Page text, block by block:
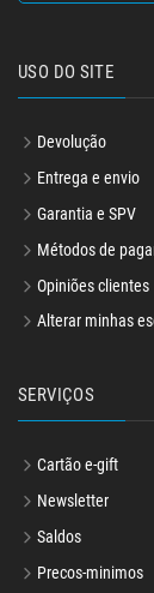
USO DO SITE
Devolução
Entrega e envio
Garantia e SPV
Métodos de
Opiniões clientes
Alterar minhas
SERVIÇOS
Cartão e-gift
Newsletter
Saldos
Precos-minimos